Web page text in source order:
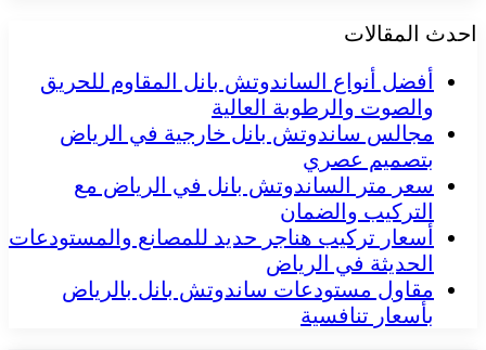
احدث المقالات
أفضل أنواع الساندوتش بانل المقاوم للحريق
والصوت والرطوبة العالية
مجالس ساندوتش بانل خارجية في الرياض
بتصميم عصري
سعر متر الساندوتش بانل في الرياض مع
التركيب والضمان
أسعار تركيب هناجر حديد للمصانع والمستودعات
الحديثة في الرياض
مقاول مستودعات ساندوتش بانل بالرياض
بأسعار تنافسية